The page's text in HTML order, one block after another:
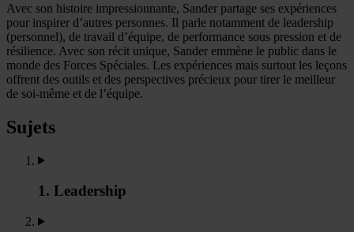
Avec son histoire impressionnante, Sander partage ses expériences
pour inspirer d’autres personnes. Il parle notamment de leadership
(personnel), de travail d’équipe, de performance sous pression et de
résilience. Avec son récit unique, Sander emmène le public dans le
monde des Forces Spéciales. Les expériences mais surtout les leçons
offrent des outils et des perspectives précieux pour tirer le meilleur
de soi-même et de l’équipe.
Sujets
1. Leadership